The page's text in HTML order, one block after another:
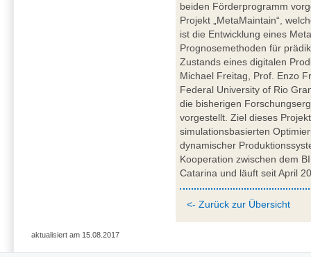
beiden Förderprogramm
Projekt „MetaMaintain“,
ist die Entwicklung eines
Prognosemethoden für
Zustands eines digitalen
Michael Freitag, Prof. Enzo
Federal University of Rio
die bisherigen
vorgestellt. Ziel dieses
simulationsbasierten
dynamischer
Kooperation zwischen dem
Catarina und läuft seit April
<- Zurück zur Übersicht
aktualisiert am 15.08.2017